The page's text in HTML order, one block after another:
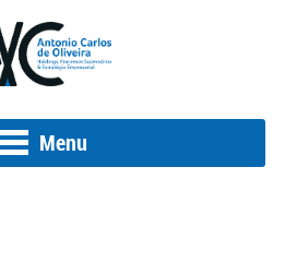
Menu